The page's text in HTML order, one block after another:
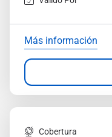
Más información
Cobertura